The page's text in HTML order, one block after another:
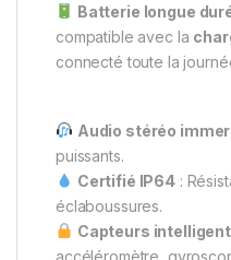
Batterie longue
compatible avec la
connecté toute la
Audio stéréo
puissants.
Certifié IP64 :
éclaboussures.
Capteurs
accéléromètre,